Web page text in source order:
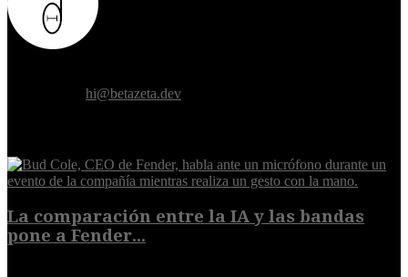
hi@betazeta.dev
La comparación entre la IA y las bandas
pone a Fender...